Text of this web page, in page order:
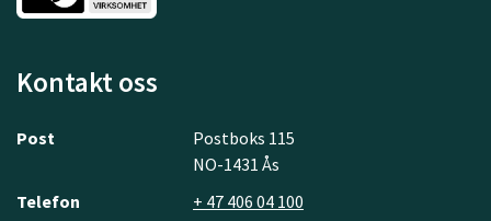
Kontakt oss
Post
Postboks 115
NO-1431 Ås
Telefon
+ 47 406 04 100